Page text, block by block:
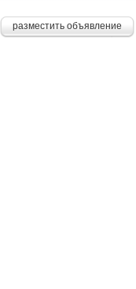
разместить объявление